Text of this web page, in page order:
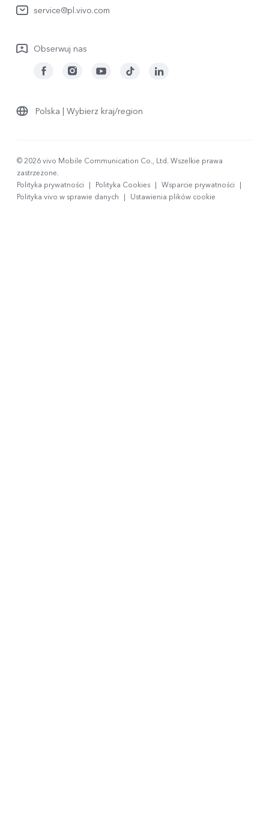
Wyślij Do Naprawy
Polityka gwarancyjna
service@pl.vivo.com
Obserwuj nas
Polska | Wybierz kraj/region
© 2026 vivo Mobile Communication Co., Ltd. Wszelkie prawa
zastrzeżone.
Polityka prywatności
| Polityka Cookies | Wsparcie prywatności
|
Polityka vivo w sprawie danych
| Ustawienia plików cookie